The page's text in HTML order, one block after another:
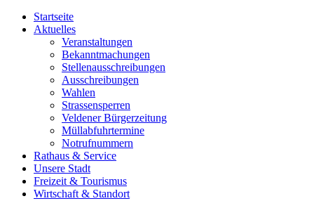
Startseite
Aktuelles
Veranstaltungen
Bekanntmachungen
Stellenausschreibungen
Ausschreibungen
Wahlen
Strassensperren
Veldener Bürgerzeitung
Müllabfuhrtermine
Notrufnummern
Rathaus & Service
Unsere Stadt
Freizeit & Tourismus
Wirtschaft & Standort